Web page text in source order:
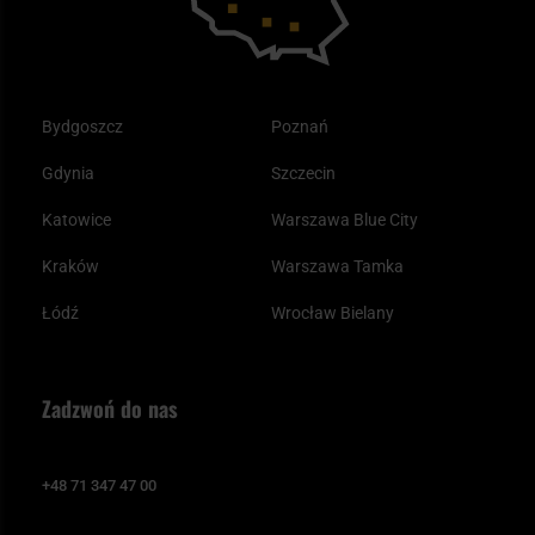
Bydgoszcz
Gdynia
Katowice
Kraków
Łódź
Poznań
Szczecin
Warszawa Blue City
Warszawa Tamka
Wrocław Bielany
Zadzwoń do nas
+48 71 347 47 00